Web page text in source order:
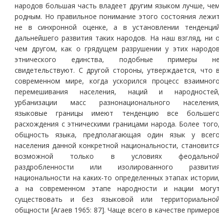
народов большая часть владеет другим языком лучше,
родным. Но правильное понимание этого состояния
не в синхронной оценке, а в установлении
дальнейшего развития таких народов. На наш взгляд, ни
чем другом, как о грядущем разрушении у этих
этнического единства, подобные примеры
свидетельствуют. С другой стороны, утверждается, что
современном мире, когда ускорился процесс
перемешивания населения, наций и
урбанизации масс разнонационального
языковые границы имеют тенденцию все
расхождения с этническими границами народа. Более
общность языка, предполагающая один язык у
населения данной конкретной национальности,
возможной только в условиях
раздробленности или изолированного
национальности на каких-то определенных этапах
а на современном этапе народности и нации
существовать и без языковой или
общности [Агаев 1965: 87]. Чаще всего в качестве